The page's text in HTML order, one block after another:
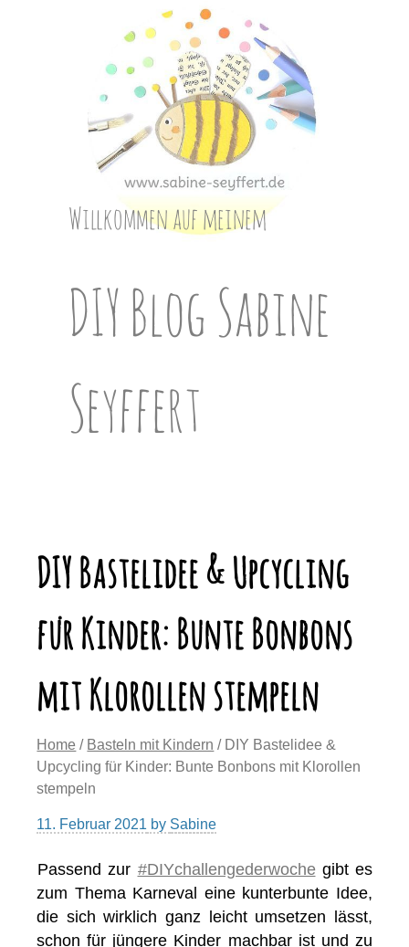
Willkommen auf meinem
DIY Blog Sabine
Seyffert
DIY Bastelidee & Upcycling
für Kinder: Bunte Bonbons
mit Klorollen stempeln
Home / Basteln mit Kindern / DIY Bastelidee &
Upcycling für Kinder: Bunte Bonbons mit Klorollen
stempeln
11. Februar 2021 by Sabine
Passend zur #DIYchallengederwochegibt es
zum Thema Karneval eine kunterbunte Idee,
die sich wirklich ganz leicht umsetzen lässt,
schon für jüngere Kinder machbar ist und zu